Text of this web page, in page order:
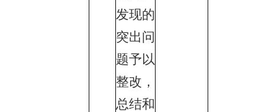
发现的
突出问
题予以
整改，
总结和